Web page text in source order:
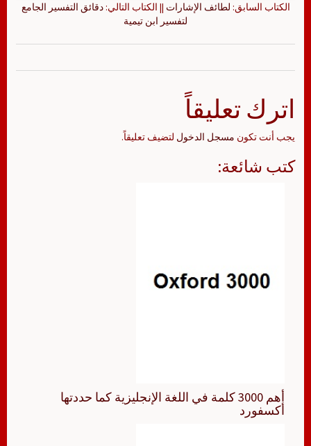
الكتاب السابق: لطائف الإشارات || الكتاب التالي:دقائق التفسير الجامع
لتفسير ابن تيمية
اترك تعليقاً
يجب أنت تكون مسجل الدخول لتضيف تعليقاً.
كتب شائعة:
أهم 3000 كلمة في اللغة الإنجليزية كما حددتها
أكسفورد